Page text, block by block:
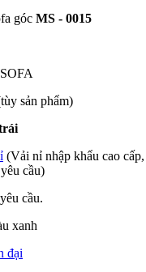
góc MS - 0015
sản phẩm)
(Vải nỉ nhập khẩu cao
cầu)
cầu.
xanh
đại